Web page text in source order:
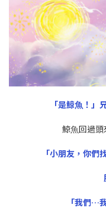
「是鯨⿂！」
鯨⿂回過頭
「⼩朋友，你
「我們…